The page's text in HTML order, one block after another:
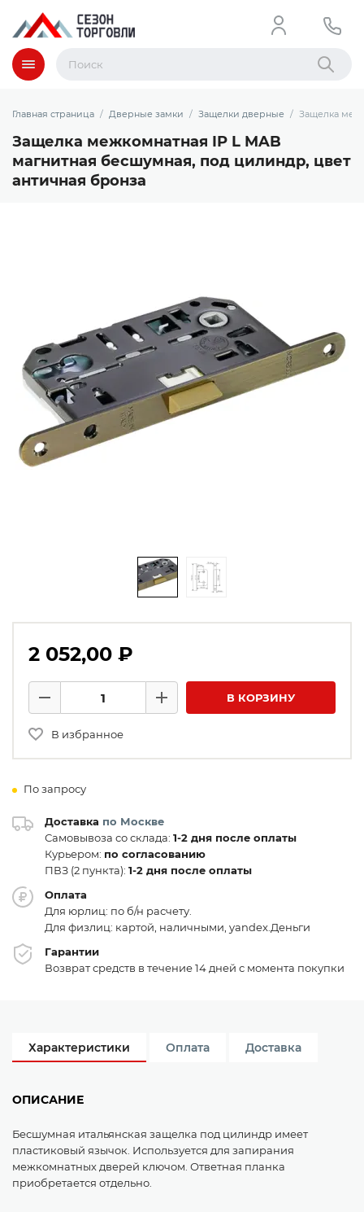
Меню Найти
Главная страница Дверные замки Защелки дверные Защелка
Защелка межкомнатная IP L MAB
магнитная бесшумная, под цилиндр, цвет
античная бронза
2 052,00 ₽
Минус
Плюс В КОРЗИНУ
В избранное
По запросу
Доставка по Москве
Самовывоза со склада: 1-2 дня после оплаты
Курьером: по согласованию
ПВЗ (2 пункта): 1-2 дня после оплаты
Оплата
Для юрлиц: по б/н расчету.
Для физлиц: картой, наличными, yandex.Деньги
Гарантии
Возврат средств в течение 14 дней с момента покупки
Характеристики Оплата Доставка
ОПИСАНИЕ
Бесшумная итальянская защелка под цилиндр имеет
пластиковый язычок. Используется для запирания
межкомнатных дверей ключом. Ответная планка
приобретается отдельно.